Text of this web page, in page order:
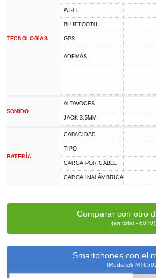
TECNOLOGÍAS
WI-FI
BLUETOOTH
GPS
ADEMÁS
SONIDO
ALTAVOCES
JACK 3,5MM
BATERÍA
CAPACIDAD
TIPO
CARGA POR CABLE
CARGA INALÁMBRICA
Comparar con otro
(en total - 6070)
Smartphones con el
(Mediatek